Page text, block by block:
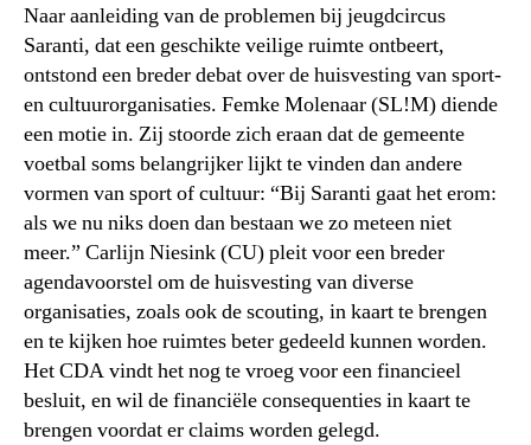
Naar aanleiding van de problemen bij jeugdcircus
Saranti, dat een geschikte veilige ruimte ontbeert,
ontstond een breder debat over de huisvesting van sport-
en cultuurorganisaties. Femke Molenaar (SL!M) diende
een motie in. Zij stoorde zich eraan dat de gemeente
voetbal soms belangrijker lijkt te vinden dan andere
vormen van sport of cultuur: “Bij Saranti gaat het erom:
als we nu niks doen dan bestaan we zo meteen niet
meer.” Carlijn Niesink (CU) pleit voor een breder
agendavoorstel om de huisvesting van diverse
organisaties, zoals ook de scouting, in kaart te brengen
en te kijken hoe ruimtes beter gedeeld kunnen worden.
Het CDA vindt het nog te vroeg voor een financieel
besluit, en wil de financiële consequenties in kaart te
brengen voordat er claims worden gelegd.